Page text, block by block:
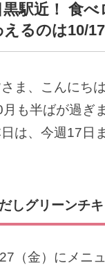
黒駅近！ 食
えるのは10/
ま、こんにち
月も半ばが過ぎ
は、今週17日
しグリーンチ
（金）にメニ